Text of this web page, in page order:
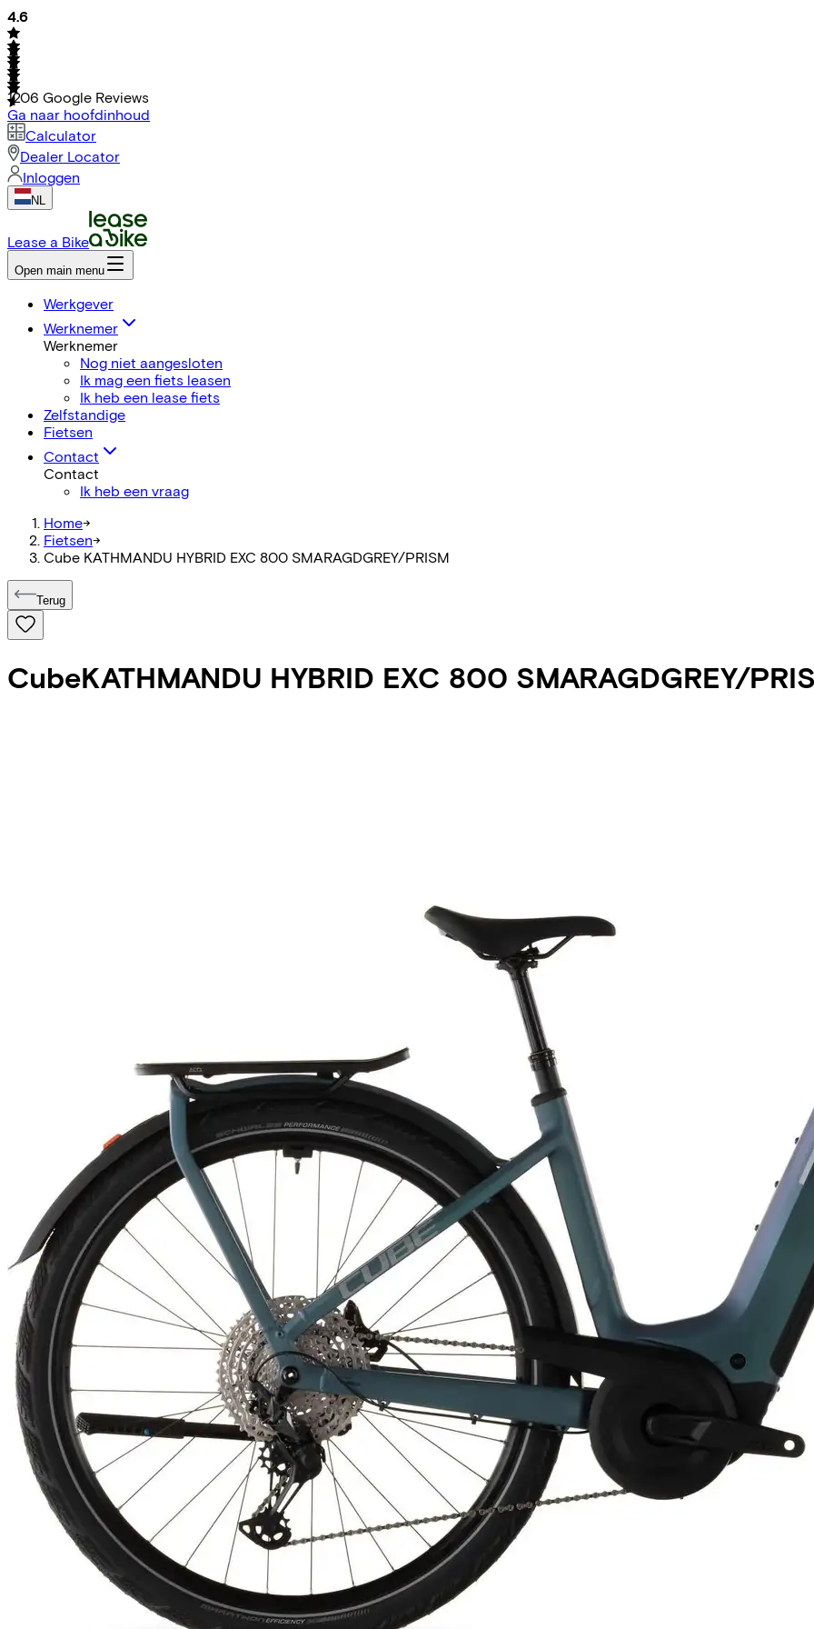
4.6
1206 Google Reviews
Ga naar hoofdinhoud
Calculator
Dealer Locator
Inloggen
NL
Lease a Bike
Open main menu
Werkgever
Werknemer
Werknemer
Nog niet aangesloten
Ik mag een fiets leasen
Ik heb een lease fiets
Zelfstandige
Fietsen
Contact
Contact
Ik heb een vraag
Home->
Fietsen->
Cube KATHMANDU HYBRID EXC 800 SMARAGDGREY/PRISM
Terug
CubeKATHMANDU HYBRID EXC 800 SMARAGDGREY/